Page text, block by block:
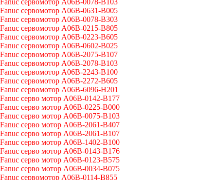
Fanuc сервомотор A06B-0078-B103
Fanuc сервомотор A06B-0631-B005
Fanuc сервомотор A06B-0078-B303
Fanuc сервомотор A06B-0215-B805
Fanuc сервомотор A06B-0223-B605
Fanuc сервомотор A06B-0602-B025
Fanuc сервомотор A06B-2075-B107
Fanuc сервомотор A06B-2078-B103
Fanuc сервомотор A06B-2243-B100
Fanuc сервомотор A06B-2272-B605
Fanuc сервомотор A06B-6096-H201
Fanuc серво мотор A06B-0142-B177
Fanuc серво мотор A06B-0225-B000
Fanuc серво мотор A06B-0075-B103
Fanuc серво мотор A06B-2061-B407
Fanuc серво мотор A06B-2061-B107
Fanuc серво мотор A06B-1402-B100
Fanuc серво мотор A06B-0143-B176
Fanuc серво мотор A06B-0123-B575
Fanuc серво мотор A06B-0034-B075
Fanuc сервомотор A06B-0114-B855